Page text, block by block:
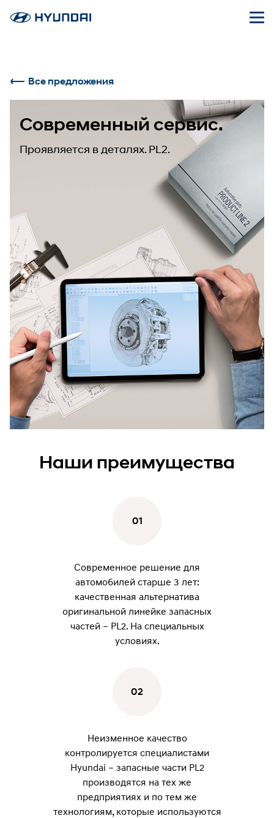
Все предложения
Современный сервис.
Проявляется в деталях. PL2.
Наши преимущества
01
Современное решение для
автомобилей старше 3 лет:
качественная альтернатива
оригинальной линейке запасных
частей – PL2. На специальных
условиях.
02
Неизменное качество
контролируется специалистами
Hyundai – запасные части PL2
производятся на тех же
предприятиях и по тем же
технологиям, которые используются